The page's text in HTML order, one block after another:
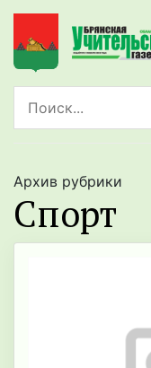
Архив рубрики
Спорт